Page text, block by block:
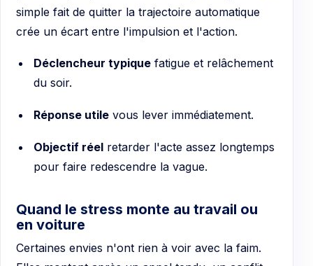
simple fait de quitter la trajectoire automatique
crée un écart entre l'impulsion et l'action.
Déclencheur typiquefatigue et relâchement
du soir.
Réponse utilevous lever immédiatement.
Objectif réelretarder l'acte assez longtemps
pour faire redescendre la vague.
Quand le stress monte au travail ou
en voiture
Certaines envies n'ont rien à voir avec la faim.